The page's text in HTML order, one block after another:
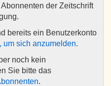
der Zeitschrift
bereits ein Benutzerkonto
um sich anzumelden.
noch kein
Sie bitte das
.